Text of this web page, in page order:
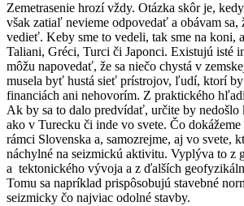
Zemetrasenie hrozí vždy. Otázka skôr je,
však zatiaľ nevieme odpovedať a obávam sa,
vedieť. Keby sme to vedeli, tak sme na koni,
Taliani, Gréci, Turci či Japonci. Existujú isté
môžu napovedať, že sa niečo chystá v
musela byť hustá sieť prístrojov, ľudí, ktorí
financiách ani nehovorím. Z praktického
Ak by sa to dalo predvídať, určite by nedošlo
ako v Turecku či inde vo svete. Čo
rámci Slovenska a, samozrejme, aj vo svete,
náchylné na seizmickú aktivitu. Vyplýva to z
a tektonického vývoja a z ďalších
Tomu sa napríklad prispôsobujú stavebné
seizmicky čo najviac odolné stavby.